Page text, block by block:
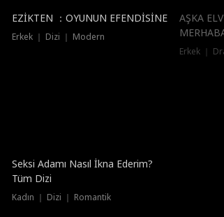
Dublajlı
EZİKTEN ：OYUNUN EFENDİSİNE
Erkek ｜ Dizi ｜ Modern
Dublajlı
AŞKA
Erkek ｜
Seksi Adamı Nasıl İkna Ederim?
Tüm Dizi
Kadın ｜ Dizi ｜ Romantik